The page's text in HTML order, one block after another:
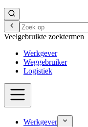
Veelgebruikte zoektermen
Werkgever
Weggebruiker
Logistiek
Werkgever